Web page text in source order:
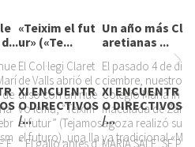
«Teixim el fut
ur» («Te...
El Col·legi Claret
de Valls abrió el c
urso con un nue
vo lema, “Teixim
el futur” (Tejamos
el futuro), una lla
Un año más Cl
aretianas ...
El pasado 4 de di
ciembre, nuestro
Colegio María In
maculada de Zar
agoza realizó su
ya tradicional «M
E
XI ENCUENTR
O DIRECTIVOS
/...
“ El gallo antes d
XI ENCUENTR
O DIRECTIVOS
/...
MARÍA SALE, SE P